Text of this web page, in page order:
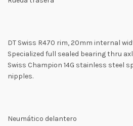
DT Swiss R470 rim, 20mm internal
Specialized full sealed bearing thru
Swiss Champion 14G stainless steel
nipples.
Neumático delantero